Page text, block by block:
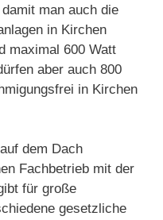
man auch die
in Kirchen
maximal 600 Watt
aber auch 800
in Kirchen
dem Dach
Fachbetrieb mit der
für große
gesetzliche